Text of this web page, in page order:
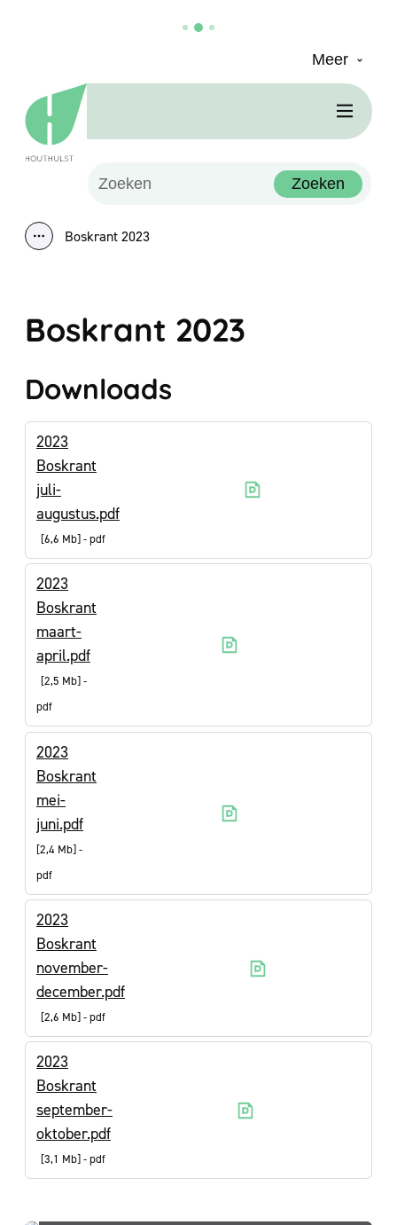
Meer
Houthulst
Waarmee kunnen we jou helpen?
Zoeken
Toon alle broodkruimel items
Boskrant 2023
Boskrant 2023
Downloads
2023
Boskrant
juli-
augustus.pdf
6,6 Mb pdf
2023
Boskrant
maart-
april.pdf
2,5 Mb
pdf
2023
Boskrant
mei-
juni.pdf
2,4 Mb
pdf
2023
Boskrant
november-
december.pdf
2,6 Mb pdf
2023
Boskrant
september-
oktober.pdf
3,1 Mb pdf